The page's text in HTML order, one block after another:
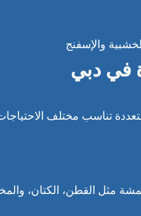
والإسفنج
في دبي
تناسب مختلف
مثل القطن، الكتان،